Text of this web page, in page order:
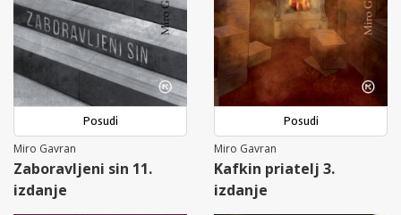
Posudi
Miro Gavran
Zaboravljeni sin 11.
izdanje
Posudi
Miro Gavran
Kafkin priatelj 3.
izdanje